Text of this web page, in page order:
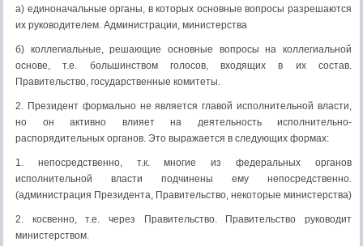
а) единоначальные органы, в которых основные вопросы разрешаются
их руководителем. Администрации, министерства
б) коллегиальные, решающие основные вопросы на коллегиальной
основе, т.е. большинством голосов, входящих в их состав.
Правительство, государственные комитеты.
2. Президент формально не является главой исполнительной власти,
но он активно влияет на деятельность исполнительно-
распорядительных органов. Это выражается в следующих формах:
1. непосредственно, т.к. многие из федеральных органов
исполнительной власти подчинены ему непосредственно.
(администрация Президента, Правительство, некоторые министерства)
2. косвенно, т.е. через Правительство. Правительство руководит
министерством.